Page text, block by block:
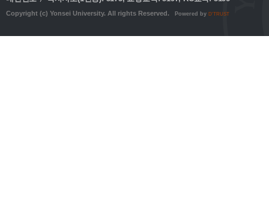
Copyright (c) Yonsei University. All rights Reserved. Powered by D'TRUST